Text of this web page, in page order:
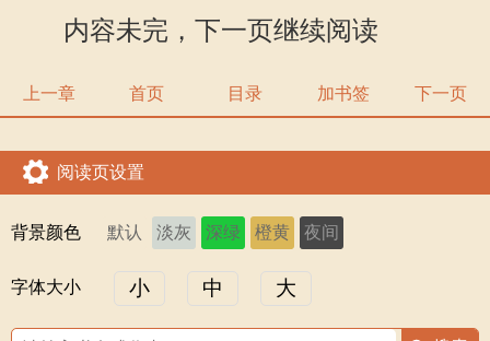
内容未完，下一页继续阅读
上一章 首页 目录 加书签 下一页
阅读页设置
背景颜色 默认 淡灰 深绿 橙黄 夜间
字体大小 小 中 大